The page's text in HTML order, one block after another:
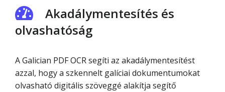
Akadálymentesítés és
olvashatóság
A Galician PDF OCR segíti az akadálymentesítést
azzal, hogy a szkennelt galíciai dokumentumokat
olvasható digitális szöveggé alakítja segítő